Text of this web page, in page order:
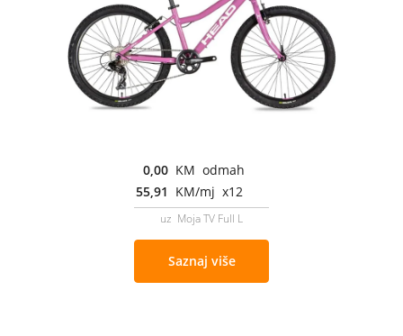
0,00 KM odmah
55,91 KM/mj x12
uz Moja TV Full L
Saznaj više